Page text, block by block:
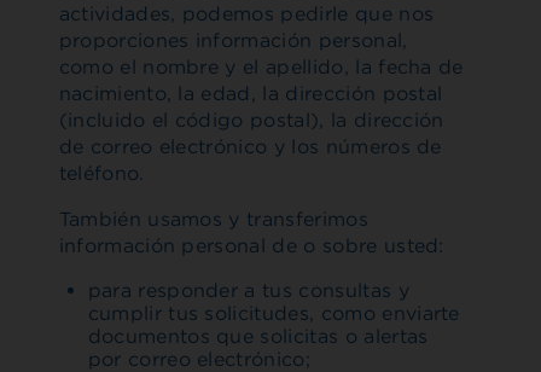
actividades, podemos pedirle que nos
proporciones información personal,
como el nombre y el apellido, la fecha de
nacimiento, la edad, la dirección postal
(incluido el código postal), la dirección
de correo electrónico y los números de
teléfono.
También usamos y transferimos
información personal de o sobre usted:
para responder a tus consultas y
cumplir tus solicitudes, como enviarte
documentos que solicitas o alertas
por correo electrónico;